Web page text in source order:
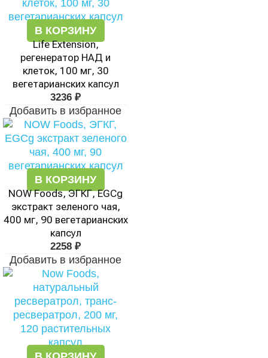
В КОРЗИНУ
Life Extension,
регенератор НАД и
клеток, 100 мг, 30
вегетарианских капсул
3236 ₽
Добавить в избранное
В КОРЗИНУ
NOW Foods, ЭГКГ, EGCg
экстракт зеленого чая,
400 мг, 90 вегетарианских
капсул
2258 ₽
Добавить в избранное